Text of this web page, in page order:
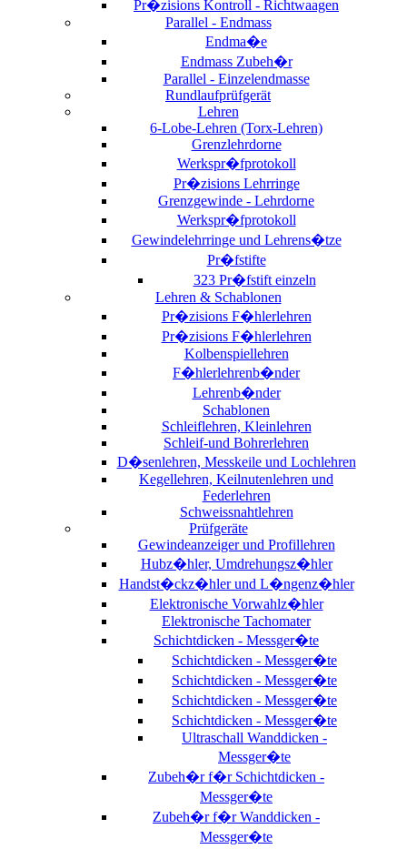
Pr�zisions Kontroll - Richtwaagen
Parallel - Endmass
Endma�e
Endmass Zubeh�r
Parallel - Einzelendmasse
Rundlaufprüfgerät
Lehren
6-Lobe-Lehren (Torx-Lehren)
Grenzlehrdorne
Werkspr�fprotokoll
Pr�zisions Lehrringe
Grenzgewinde - Lehrdorne
Werkspr�fprotokoll
Gewindelehrringe und Lehrens�tze
Pr�fstifte
323 Pr�fstift einzeln
Lehren & Schablonen
Pr�zisions F�hlerlehren
Pr�zisions F�hlerlehren
Kolbenspiellehren
F�hlerlehrenb�nder
Lehrenb�nder
Schablonen
Schleiflehren, Kleinlehren
Schleif-und Bohrerlehren
D�senlehren, Messkeile und Lochlehren
Kegellehren, Keilnutenlehren und
Federlehren
Schweissnahtlehren
Prüfgeräte
Gewindeanzeiger und Profillehren
Hubz�hler, Umdrehungsz�hler
Handst�ckz�hler und L�ngenz�hler
Elektronische Vorwahlz�hler
Elektronische Tachomater
Schichtdicken - Messger�te
Schichtdicken - Messger�te
Schichtdicken - Messger�te
Schichtdicken - Messger�te
Schichtdicken - Messger�te
Ultraschall Wanddicken -
Messger�te
Zubeh�r f�r Schichtdicken -
Messger�te
Zubeh�r f�r Wanddicken -
Messger�te